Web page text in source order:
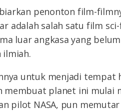
penonton film-
adalah salah satu film
luar angkasa yang
untuk menjadi tempat
membuat planet ini mulai
pilot NASA, pun